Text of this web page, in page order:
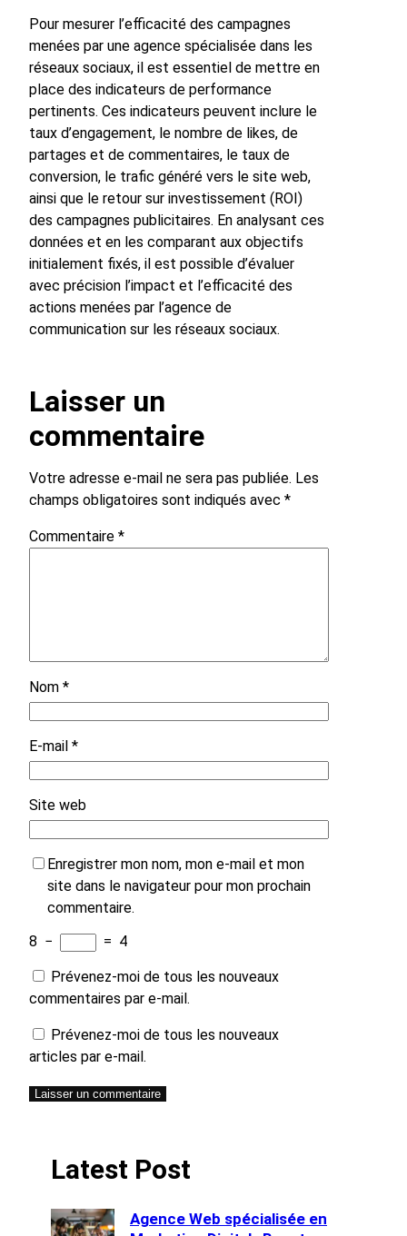
Pour mesurer l’efficacité des campagnes
menées par une agence spécialisée dans les
réseaux sociaux, il est essentiel de mettre en
place des indicateurs de performance
pertinents. Ces indicateurs peuvent inclure le
taux d’engagement, le nombre de likes, de
partages et de commentaires, le taux de
conversion, le trafic généré vers le site web,
ainsi que le retour sur investissement (ROI)
des campagnes publicitaires. En analysant ces
données et en les comparant aux objectifs
initialement fixés, il est possible d’évaluer
avec précision l’impact et l’efficacité des
actions menées par l’agence de
communication sur les réseaux sociaux.
Laisser un
commentaire
Votre adresse e-mail ne sera pas publiée. Les
champs obligatoires sont indiqués avec *
Commentaire *
Nom *
E-mail *
Site web
Enregistrer mon nom, mon e-mail et mon
site dans le navigateur pour mon prochain
commentaire.
8 − = 4
Prévenez-moi de tous les nouveaux
commentaires par e-mail.
Prévenez-moi de tous les nouveaux
articles par e-mail.
Latest Post
Agence Web spécialisée en